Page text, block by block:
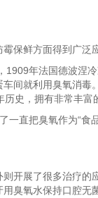
保鲜方面得到广泛应
年法国德波涅
间就利用臭氧消
史，拥有非常丰富
直把臭氧作为“食
展了很多治疗的
臭氧水保持口腔